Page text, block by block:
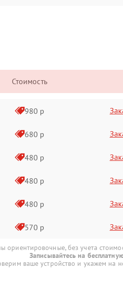
Стоимость
980 р
680 р
480 р
480 р
480 р
570 р
ориентировочные, без учета
Записывайтесь на
ваше устройство и укажем на